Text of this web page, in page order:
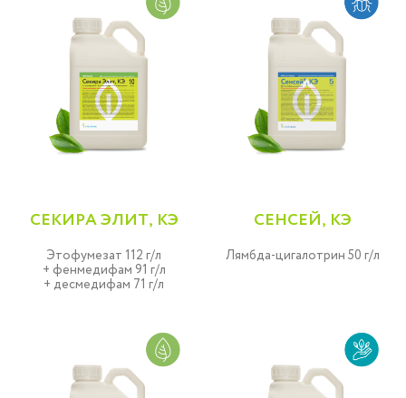
СЕКИРА ЭЛИТ, КЭ
Этофумезат 112 г/л
+ фенмедифам 91 г/л
+ десмедифам 71 г/л
СЕНСЕЙ, КЭ
Лямбда-цигалотрин 50 г/л